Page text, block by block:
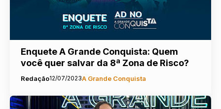
Enquete A Grande Conquista: Quem
você quer salvar da 8ª Zona de Risco?
Redação12/07/2023A Grande Conquista